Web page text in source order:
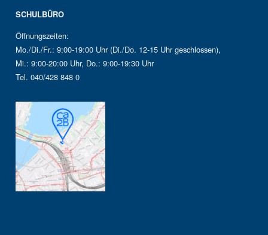
SCHULBÜRO
Öffnungszeiten:
Mo./Di./Fr.: 9:00-19:00 Uhr (Di./Do. 12-15 Uhr geschlossen),
Mi.: 9:00-20:00 Uhr, Do.: 9:00-19:30 Uhr
Tel. 040/428 848 0